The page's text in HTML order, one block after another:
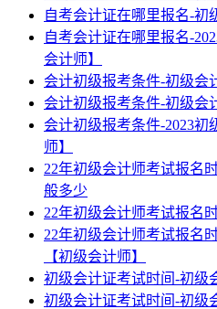
自考会计证在哪里报名-初
自考会计证在哪里报名-
会计师】
会计初级报考条件-初级会
会计初级报考条件-初级会
会计初级报考条件-2023
师】
22年初级会计师考试报名
般多少
22年初级会计师考试报名
22年初级会计师考试报名
【初级会计师】
初级会计证考试时间-初级
初级会计证考试时间-初级